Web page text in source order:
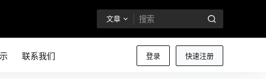
文章
登录 快速注册
联系我们